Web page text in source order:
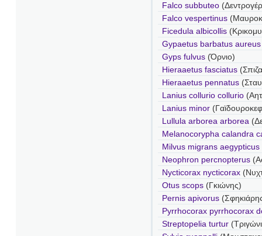
Falco subbuteo
Falco vespertinus
Ficedula albicollis
Gypaetus barbatus aureus
Gyps fulvus (Όρνιο)
Hieraaetus fasciatus
Hieraaetus pennatus
Lanius collurio collurio
Lanius minor
Lullula arborea arborea
Melanocorypha calandra
Milvus migrans aegypticus
Neophron percnopterus
Nycticorax nycticorax
Otus scops (Γκιώνης)
Pernis apivorus
Pyrrhocorax pyrrhocorax
Streptopelia turtur